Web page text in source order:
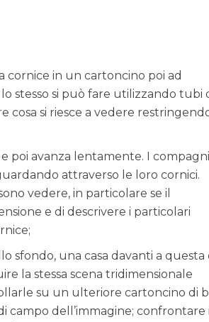
cornice in un cartoncino poi ad
stesso si può fare utilizzando tubi
si riesce a vedere
poi avanza lentamente. I compagni
attraverso le loro cornici.
vedere, in particolare se il
e di descrivere i particolari
sfondo, una casa davanti a questa
la stessa scena tridimensionale
su un ulteriore cartoncino di
dell’immagine; confrontare i